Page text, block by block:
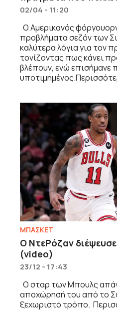
02/04 - 11:20
Ο Αμερικανός
προβλήματα σεζόν των
καλύτερα λόγια για τον
τονίζοντας πως κάνει
βλέπουν, ενώ επισήμανε
ΜΠΑΣΚΕΤ
Ο ΝτεΡόζαν
(video)
23/12 - 17:43
Ο σταρ των Μπουλς
αποχώρησή του από το
ξεχωριστό τρόπο.